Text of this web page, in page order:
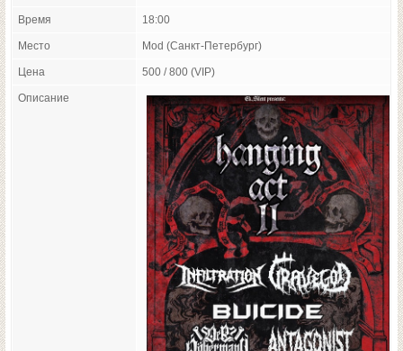
Время 18:00
Место Mod (Санкт-Петербург)
Цена 500 / 800 (VIP)
Описание